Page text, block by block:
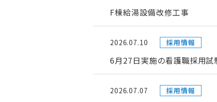
F棟給湯設備改修工事
2026.07.10 採用情報
6月27日実施の看護職採用試
2026.07.07 採用情報